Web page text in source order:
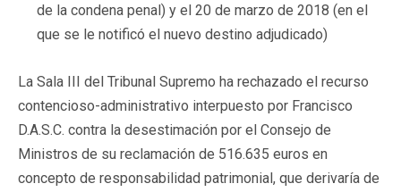
de la condena penal) y el 20 de marzo de 2018 (en el
que se le notificó el nuevo destino adjudicado)
La Sala III del Tribunal Supremo ha rechazado el recurso
contencioso-administrativo interpuesto por Francisco
D.A.S.C. contra la desestimación por el Consejo de
Ministros de su reclamación de 516.635 euros en
concepto de responsabilidad patrimonial, que derivaría de